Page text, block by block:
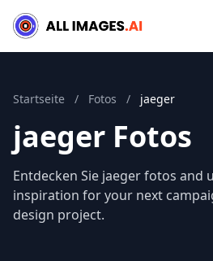
Startseite / Fotos / jaeger
jaeger Fotos
Entdecken Sie jaeger fotos and
inspiration for your next
design project.